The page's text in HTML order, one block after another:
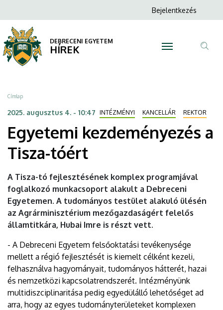
kezdeményezés
a
Tisza-
tóért
DEBRECENI
EGYETEM
a
tartalomra
Anonim
menüje
Bejelentkezés
DEBRECENI EGYETEM
HÍREK
Morzsa
Címlap
2025. augusztus 4. - 10:47 INTÉZMÉNYI KANCELLÁR REKTOR
Egyetemi kezdeményezés a
Tisza-tóért
A Tisza-tó fejlesztésének komplex programjával
foglalkozó munkacsoport alakult a Debreceni
Egyetemen. A tudományos testület alakuló ülésén
az Agrárminisztérium mezőgazdaságért felelős
államtitkára, Hubai Imre is részt vett.
- A Debreceni Egyetem felsőoktatási tevékenysége
mellett a régió fejlesztését is kiemelt célként kezeli,
felhasználva hagyományait, tudományos hátterét, hazai
és nemzetközi kapcsolatrendszerét. Intézményünk
multidiszciplinaritása pedig egyedülálló lehetőséget ad
arra, hogy az egyes tudományterületeket komplexen